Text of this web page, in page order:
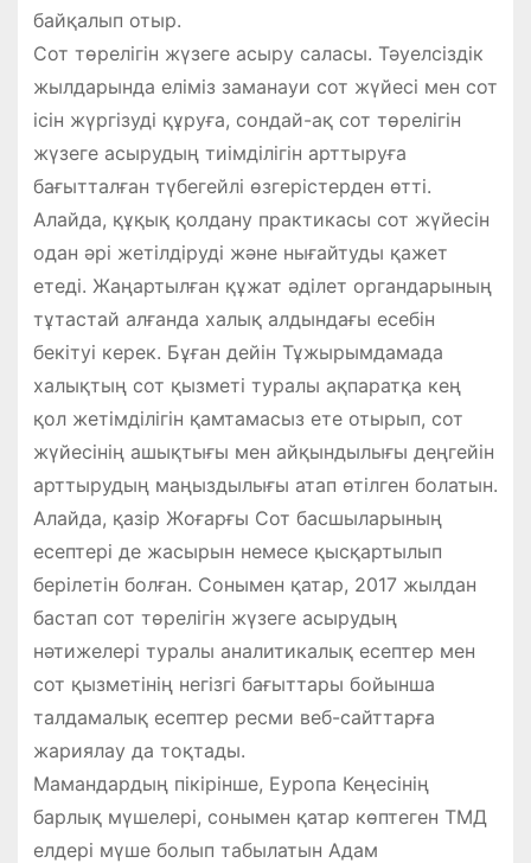
байқалып отыр.
Сот төрелігін жүзеге асыру саласы. Тәуелсіздік
жылдарында еліміз заманауи сот жүйесі мен сот
ісін жүргізуді құруға, сондай-ақ сот төрелігін
жүзеге асырудың тиімділігін арттыруға
бағытталған түбегейлі өзгерістерден өтті.
Алайда, құқық қолдану практикасы сот жүйесін
одан әрі жетілдіруді және нығайтуды қажет
етеді. Жаңартылған құжат әділет органдарының
тұтастай алғанда халық алдындағы есебін
бекітуі керек. Бұған дейін Тұжырымдамада
халықтың сот қызметі туралы ақпаратқа кең
қол жетімділігін қамтамасыз ете отырып, сот
жүйесінің ашықтығы мен айқындылығы деңгейін
арттырудың маңыздылығы атап өтілген болатын.
Алайда, қазір Жоғарғы Сот басшыларының
есептері де жасырын немесе қысқартылып
берілетін болған. Сонымен қатар, 2017 жылдан
бастап сот төрелігін жүзеге асырудың
нәтижелері туралы аналитикалық есептер мен
сот қызметінің негізгі бағыттары бойынша
талдамалық есептер ресми веб-сайттарға
жариялау да тоқтады.
Мамандардың пікірінше, Еуропа Кеңесінің
барлық мүшелері, сонымен қатар көптеген ТМД
елдері мүше болып табылатын Адам